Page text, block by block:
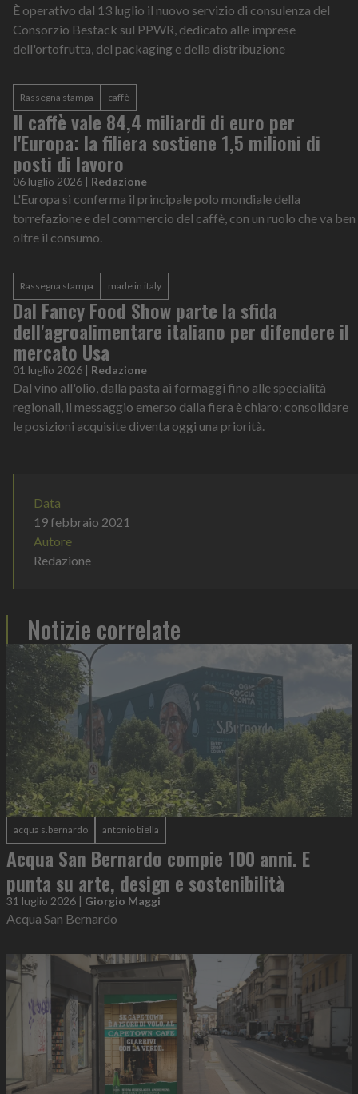
È operativo dal 13 luglio il nuovo servizio di consulenza del
Consorzio Bestack sul PPWR, dedicato alle imprese
dell'ortofrutta, del packaging e della distribuzione
Rassegna stampa caffè
Il caffè vale 84,4 miliardi di euro per
l'Europa: la filiera sostiene 1,5 milioni di
posti di lavoro
06 luglio 2026 | Redazione
L'Europa si conferma il principale polo mondiale della
torrefazione e del commercio del caffè, con un ruolo che va ben
oltre il consumo.
Rassegna stampa made in italy
Dal Fancy Food Show parte la sfida
dell'agroalimentare italiano per difendere il
mercato Usa
01 luglio 2026 | Redazione
Dal vino all'olio, dalla pasta ai formaggi fino alle specialità
regionali, il messaggio emerso dalla fiera è chiaro: consolidare
le posizioni acquisite diventa oggi una priorità.
Data
19 febbraio 2021
Autore
Redazione
Notizie correlate
acqua s.bernardo antonio biella
Acqua San Bernardo compie 100 anni. E
punta su arte, design e sostenibilità
31 luglio 2026 | Giorgio Maggi
Acqua San Bernardo